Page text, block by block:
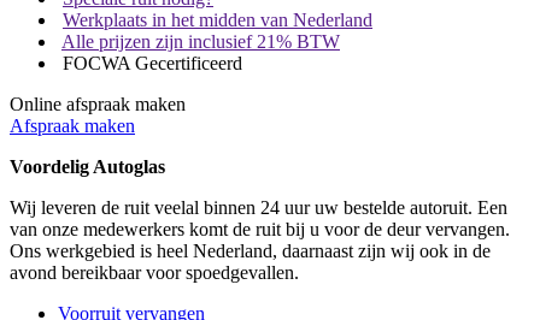
Werkplaats in het midden van Nederland
Alle prijzen zijn inclusief 21% BTW
FOCWA Gecertificeerd
Online afspraak maken
Afspraak maken
Voordelig Autoglas
Wij leveren de ruit veelal binnen 24 uur uw bestelde autoruit. Een
van onze medewerkers komt de ruit bij u voor de deur vervangen.
Ons werkgebied is heel Nederland, daarnaast zijn wij ook in de
avond bereikbaar voor spoedgevallen.
Voorruit vervangen